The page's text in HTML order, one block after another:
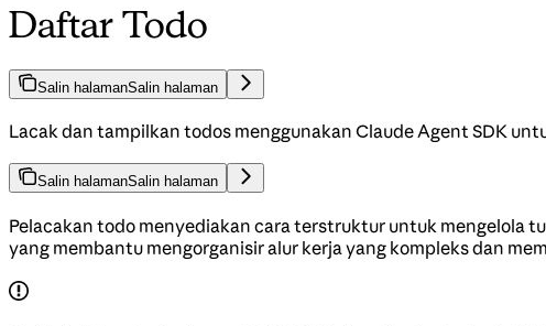
Daftar Todo
Salin halamanSalin halaman
Lacak dan tampilkan todos menggunakan Claude Agent SDK
Salin halamanSalin halaman
Pelacakan todo menyediakan cara terstruktur untuk mengelola
yang membantu mengorganisir alur kerja yang kompleks dan